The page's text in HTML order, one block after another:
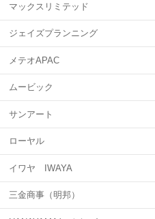
マックスリミテッド
ジェイズプランニング
メテオAPAC
ムービック
サンアート
ローヤル
イワヤ IWAYA
三金商事（明邦）